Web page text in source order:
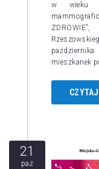
w wieku
mieszkanek
21
paź